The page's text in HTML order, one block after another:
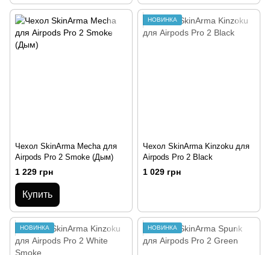
Чехол SkinArma Mecha для
Airpods Pro 2 Smoke (Дым)
1 229 грн
Купить
НОВИНКА
Чехол SkinArma Kinzoku для
Airpods Pro 2 Black
1 029 грн
НОВИНКА НОВИНКА